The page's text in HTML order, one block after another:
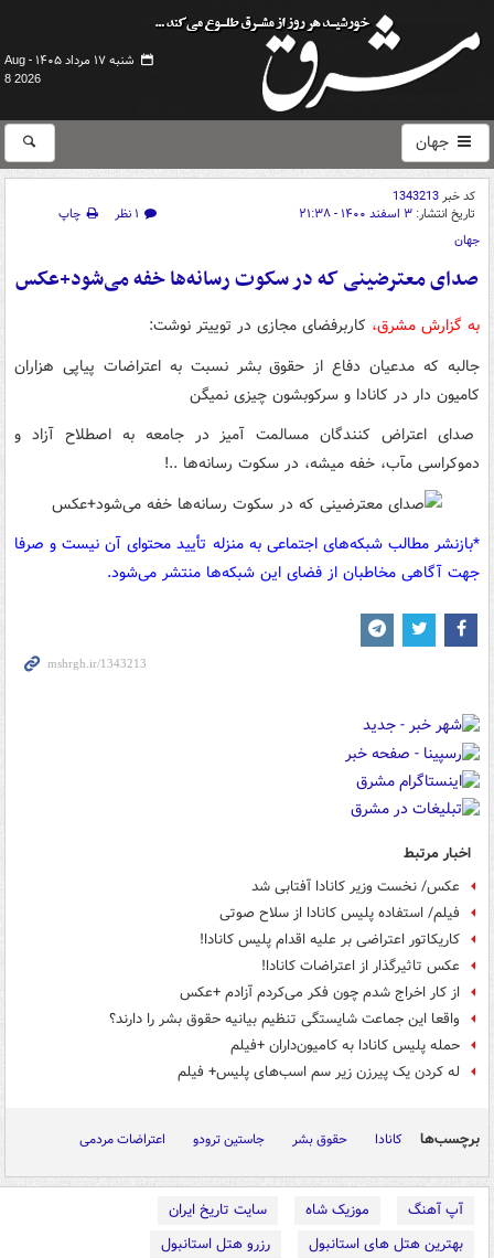
شنبه ۱۷ مرداد ۱۴۰۵ -
Aug
8 2026
جهان
کد خبر1343213
تاریخ انتشار: ۳ اسفند ۱۴۰۰ - ۲۱:۳۸ ۱ نظر
چاپ
جهان
صدای معترضینی که در سکوت رسانه‌ها خفه می‌شود+عکس
به گزارش مشرق، کاربرفضای مجازی در توییتر نوشت:
‏جالبه که مدعیان دفاع از حقوق بشر نسبت به اعتراضات پیاپی هزاران
کامیون دار در کانادا و سرکوبشون چیزی نمیگن
صدای اعتراض کنندگان مسالمت آمیز در جامعه به اصطلاح آزاد و
دموکراسی مآب، خفه میشه، در سکوت رسانه‌ها ..!
*بازنشر مطالب شبکه‌های اجتماعی به منزله تأیید محتوای آن نیست و صرفا
جهت آگاهی مخاطبان از فضای این شبکه‌ها منتشر می‌شود.
اخبار مرتبط
عکس/ نخست وزیر کانادا آفتابی شد
فیلم/ استفاده پلیس کانادا از سلاح صوتی
کاریکاتور اعتراضی بر علیه اقدام پلیس کانادا!
عکس تاثیرگذار از اعتراضات کانادا!
از کار اخراج شدم چون فکر می‌کردم آزادم +عکس
واقعا این جماعت شایستگی تنظیم بیانیه حقوق بشر را دارند؟
حمله پلیس کانادا به کامیون‌داران +فیلم
له کردن یک پیرزن زیر سم اسب‌های پلیس+ فیلم
برچسب‌ها کانادا حقوق بشر جاستین ترودو اعتراضات مردمی
آپ آهنگ موزیک شاه
سایت تاریخ ایران
بهترین هتل های استانبول
رزرو هتل استانبول